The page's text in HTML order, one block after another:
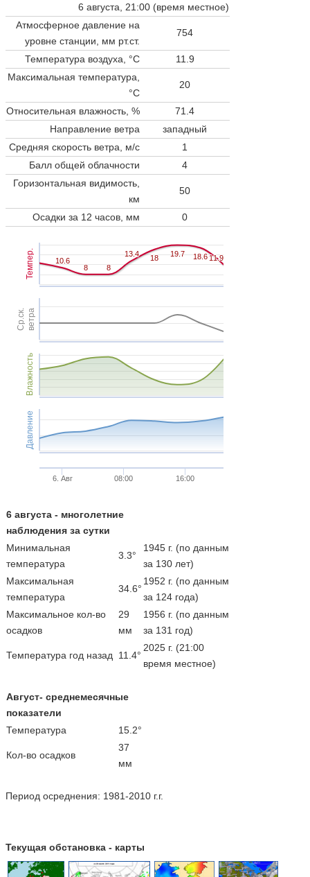
6 августа, 21:00 (время местное)
Атмосферное давление на
уровне станции, мм рт.ст.
754
Температура воздуха, °C
11.9
Максимальная температура,
°C
20
Относительная влажность, %
71.4
Направление ветра
западный
Средняя скорость ветра, м/с
1
Балл общей облачности
4
Горизонтальная видимость,
км
50
Осадки за 12 часов, мм 0
Темпер.
Ср.ск.ветра
Влажность
Давление
10.6
10.6
8
8 8
8
13.4
13.4 18
18 19.7
19.7 18.6
18.611.9
11.9
6. Авг 08:00 16:00
6 августа - многолетние
наблюдения за сутки
Минимальная
температура
3.3°
1945 г. (по данным
за 130 лет)
Максимальная
температура
34.6°
1952 г. (по данным
за 124 года)
Максимальное кол-во
осадков
29
мм
1956 г. (по данным
за 131 год)
Температура год назад 11.4°
2025 г. (21:00
время местное)
Август- среднемесячные
показатели
Температура
15.2°
Кол-во осадков
37
мм
Период осреднения: 1981-2010 г.г.
Текущая обстановка - карты